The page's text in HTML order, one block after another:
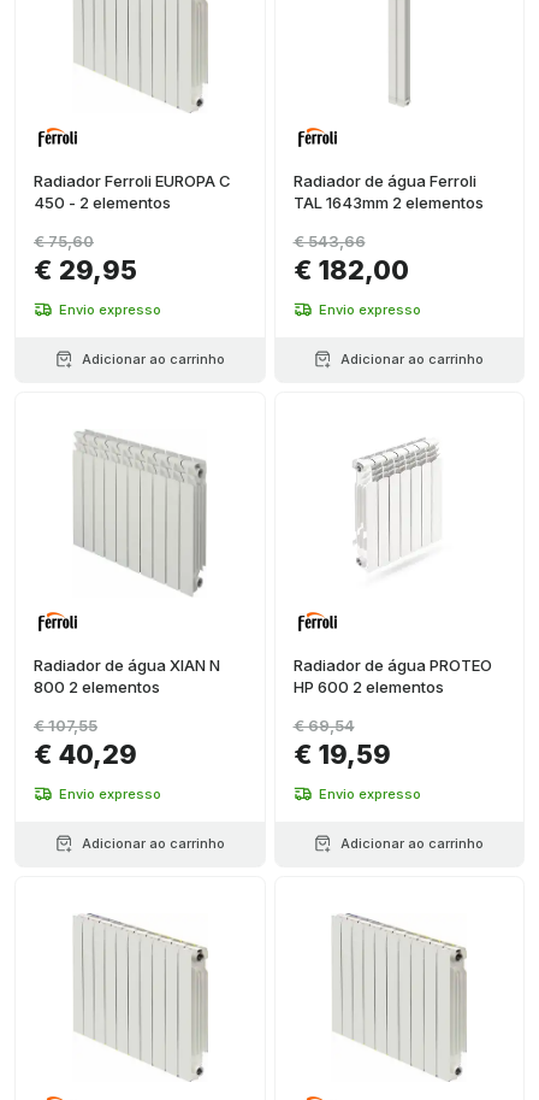
Radiador Ferroli EUROPA C
450 - 2 elementos
€ 29,95
€ 75,60
Envio expresso
Adicionar ao carrinho
Radiador de água Ferroli
TAL 1643mm 2 elementos
€ 182,00
€ 543,66
Envio expresso
Adicionar ao carrinho
Radiador de água XIAN N
800 2 elementos
€ 40,29
€ 107,55
Envio expresso
Adicionar ao carrinho
Radiador de água PROTEO
HP 600 2 elementos
€ 19,59
€ 69,54
Envio expresso
Adicionar ao carrinho